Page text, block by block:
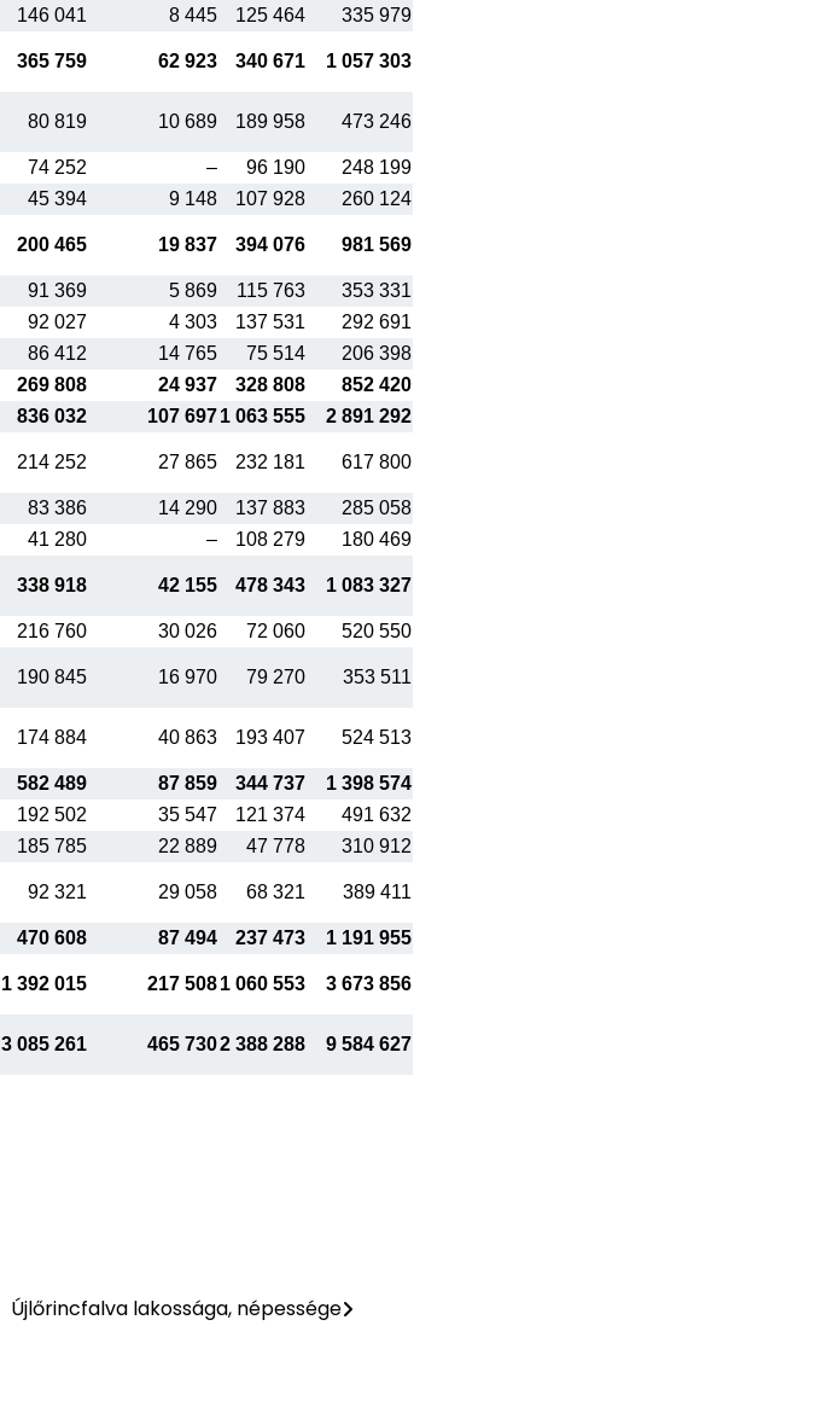
146 041 8 445 125 464
335 979
365 759 62 923 340 671 1 057 303
80 819 10 689 189 958 473 246
74 252 – 96 190
248 199
45 394 9 148 107 928
260 124
200 465 19 837 394 076 981 569
91 369 5 869 115 763
353 331
92 027 4 303 137 531
292 691
86 412 14 765 75 514
206 398
269 808 24 937 328 808
852 420
836 032 107 6971 063 555
2 891 292
214 252 27 865 232 181 617 800
83 386 14 290 137 883
285 058
41 280 – 108 279
180 469
338 918 42 155 478 343 1 083 327
216 760 30 026 72 060
520 550
190 845 16 970 79 270 353 511
174 884 40 863 193 407 524 513
582 489 87 859 344 737
1 398 574
192 502 35 547 121 374
491 632
185 785 22 889 47 778
310 912
92 321 29 058 68 321 389 411
470 608 87 494 237 473
1 191 955
1 392 015 217 5081 060 553 3 673 856
3 085 261 465 7302 388 288 9 584 627
Újlőrincfalva lakossága, népessége